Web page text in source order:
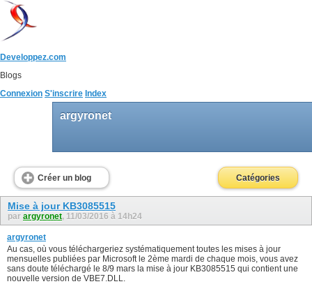
Developpez.com
Blogs
Connexion S'inscrire Index
argyronet
Créer un blog Catégories
Mise à jour KB3085515
par argyronet, 11/03/2016 à 14h24
argyronet
Au cas, où vous téléchargeriez systématiquement toutes les mises à jour
mensuelles publiées par Microsoft le 2ème mardi de chaque mois, vous avez
sans doute téléchargé le 8/9 mars la mise à jour KB3085515 qui contient une
nouvelle version de VBE7.DLL.